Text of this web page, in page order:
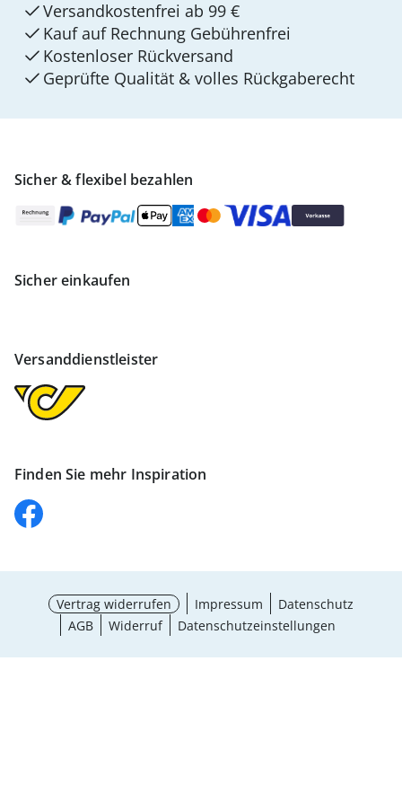
Sicher & flexibel bezahlen
Sicher einkaufen
Versanddienstleister
Finden Sie mehr Inspiration
Versandkostenfrei ab 99 €
Kauf auf Rechnung Gebührenfrei
Kostenloser Rückversand
Geprüfte Qualität & volles Rückgaberecht
Vertrag widerrufen Impressum
Datenschutz
AGB
Widerruf Datenschutzeinstellungen